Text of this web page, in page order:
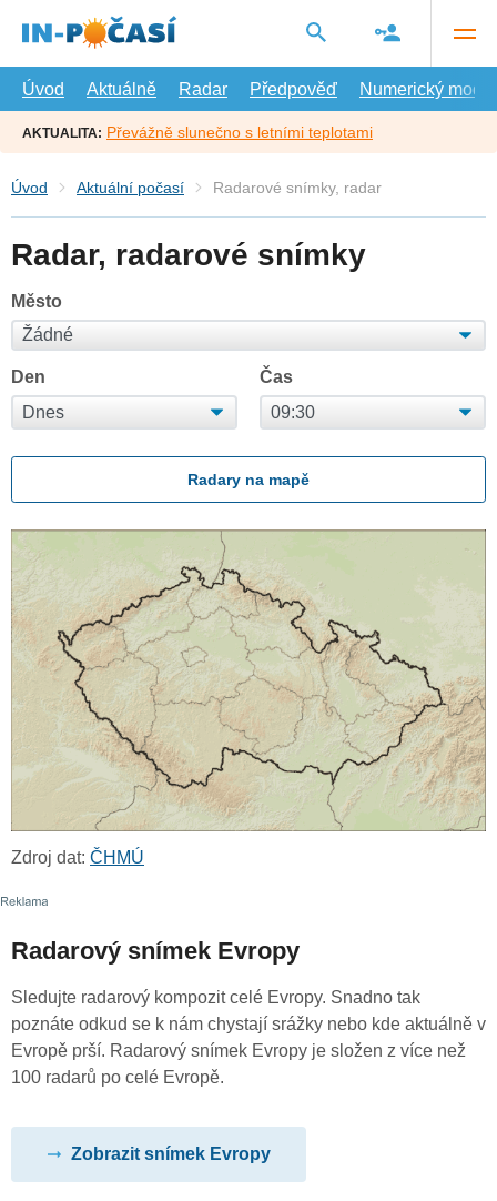
hlavní
Úvod
Aktuálně Radar Předpověď Numerický model
AKTUALITA: Převážně slunečno s letními teplotami
Úvod Aktuální počasí Radarové snímky, radar
Radar, radarové snímky
Město
Den Čas
Radary na mapě
Zdroj dat: ČHMÚ
Radarový snímek Evropy
Sledujte radarový kompozit celé Evropy. Snadno tak
poznáte odkud se k nám chystají srážky nebo kde aktuálně v
Evropě prší. Radarový snímek Evropy je složen z více než
100 radarů po celé Evropě.
Zobrazit snímek Evropy